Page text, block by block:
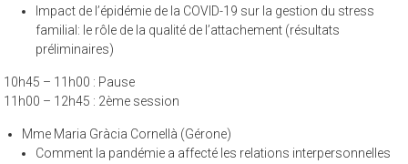
Impact de l’épidémie de la COVID-19 sur la gestion du stress
familial: le rôle de la qualité de l’attachement (résultats
préliminaires)
10h45 – 11h00 : Pause
11h00 – 12h45 : 2ème session
Mme Maria Gràcia Cornellà (Gérone)
Comment la pandémie a affecté les relations interpersonnelles